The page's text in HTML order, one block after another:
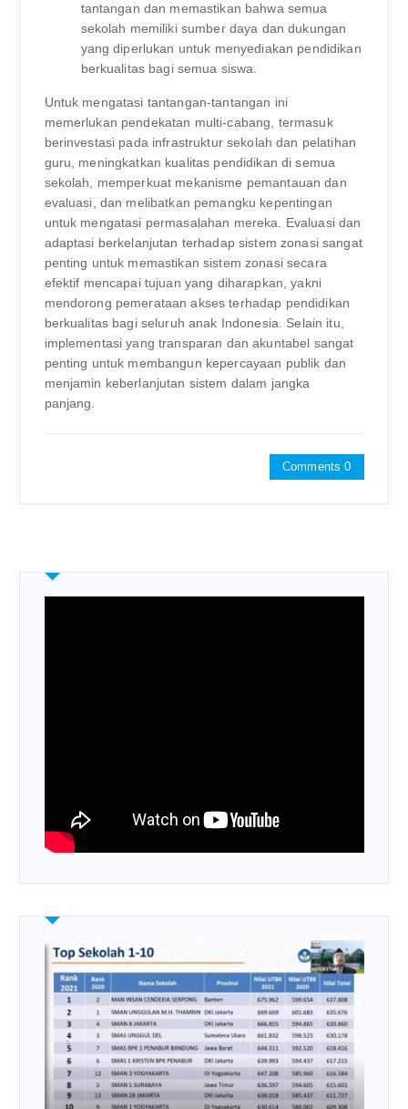
tantangan dan memastikan bahwa semua
sekolah memiliki sumber daya dan dukungan
yang diperlukan untuk menyediakan pendidikan
berkualitas bagi semua siswa.
Untuk mengatasi tantangan-tantangan ini
memerlukan pendekatan multi-cabang, termasuk
berinvestasi pada infrastruktur sekolah dan pelatihan
guru, meningkatkan kualitas pendidikan di semua
sekolah, memperkuat mekanisme pemantauan dan
evaluasi, dan melibatkan pemangku kepentingan
untuk mengatasi permasalahan mereka. Evaluasi dan
adaptasi berkelanjutan terhadap sistem zonasi sangat
penting untuk memastikan sistem zonasi secara
efektif mencapai tujuan yang diharapkan, yakni
mendorong pemerataan akses terhadap pendidikan
berkualitas bagi seluruh anak Indonesia. Selain itu,
implementasi yang transparan dan akuntabel sangat
penting untuk membangun kepercayaan publik dan
menjamin keberlanjutan sistem dalam jangka
panjang.
Comments 0